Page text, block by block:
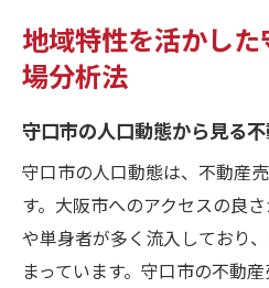
地域特性を活かし
場分析法
守口市の人口動態から見る
守口市の人口動態は、不動産
す。大阪市へのアクセスの良
や単身者が多く流入しており
まっています。守口市の不動